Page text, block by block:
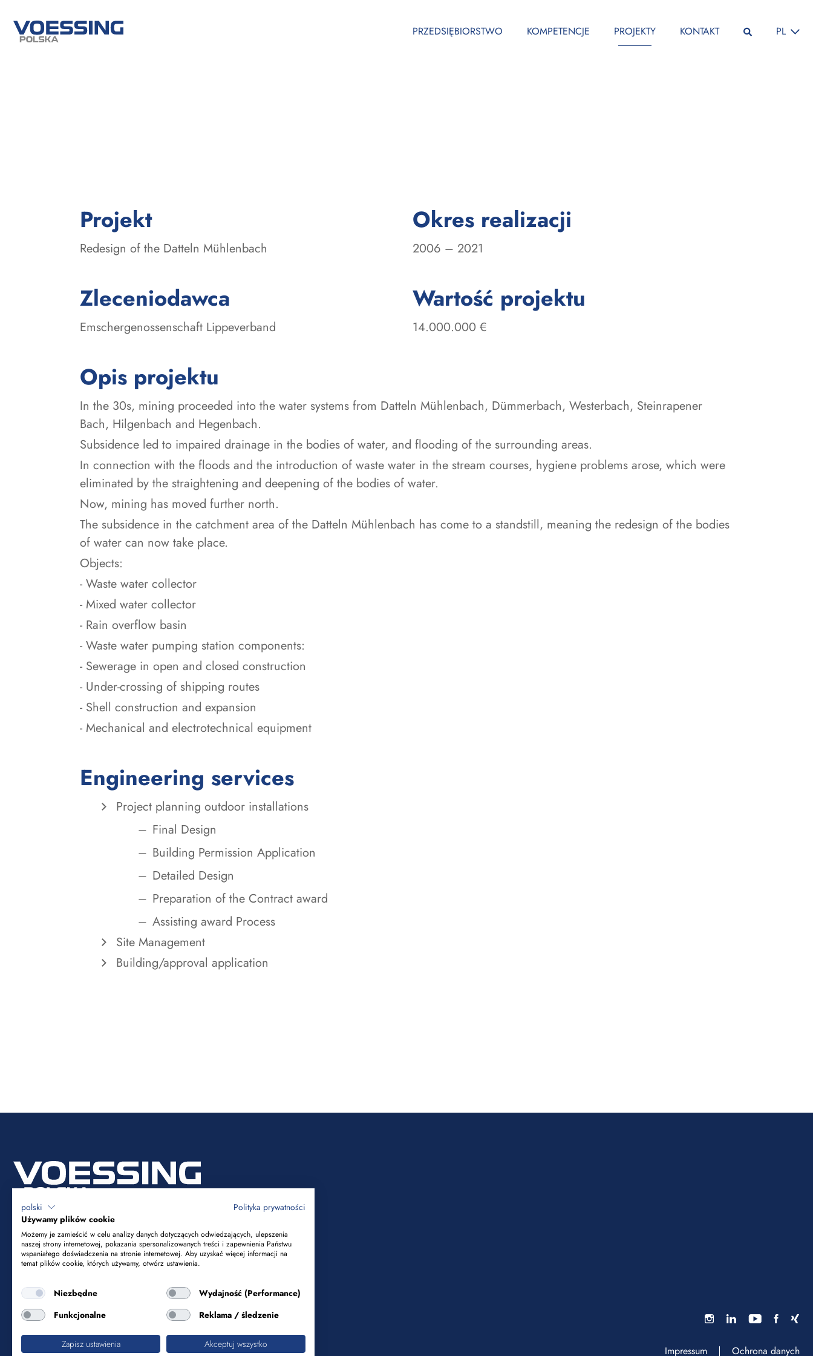
PRZEDSIĘBIORSTWO KOMPETENCJE PROJEKTY KONTAKT PL
Projekt
Redesign of the Datteln Mühlenbach
Okres realizacji
2006 – 2021
Zleceniodawca
Emschergenossenschaft Lippeverband
Wartość projektu
14.000.000 €
Opis projektu
In the 30s, mining proceeded into the water systems from Datteln Mühlenbach, Dümmerbach, Westerbach, Steinrapener
Bach, Hilgenbach and Hegenbach.
Subsidence led to impaired drainage in the bodies of water, and flooding of the surrounding areas.
In connection with the floods and the introduction of waste water in the stream courses, hygiene problems arose, which were
eliminated by the straightening and deepening of the bodies of water.
Now, mining has moved further north.
The subsidence in the catchment area of the Datteln Mühlenbach has come to a standstill, meaning the redesign of the bodies
of water can now take place.
Objects:
- Waste water collector
- Mixed water collector
- Rain overflow basin
- Waste water pumping station components:
- Sewerage in open and closed construction
- Under-crossing of shipping routes
- Shell construction and expansion
- Mechanical and electrotechnical equipment
Engineering services
Project planning outdoor installations
Final Design
Building Permission Application
Detailed Design
Preparation of the Contract award
Assisting award Process
Site Management
Building/approval application
Voessing Polska Sp. z o.o.
ul. Tadeusza Kościuszki 53
85-079 Bydgoszcz
info@voessing.pl
Impressum Ochrona danych
polski
Polityka prywatności
Używamy plików cookie
Możemy je zamieścić w celu analizy danych dotyczących odwiedzających, ulepszenia
naszej strony internetowej, pokazania spersonalizowanych treści i zapewnienia Państwu
wspaniałego doświadczenia na stronie internetowej. Aby uzyskać więcej informacji na
temat plików cookie, których używamy, otwórz ustawienia.
Niezbędne
Wydajność (Performance)
Funkcjonalne
Reklama / śledzenie
Zapisz ustawienia Akceptuj wszystko